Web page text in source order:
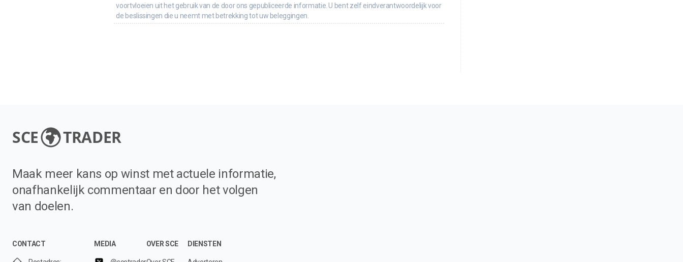
voortvloeien uit het gebruik van de door ons gepubliceerde informatie. U bent zelf eindverantwoordelijk voor
de beslissingen die u neemt met betrekking tot uw beleggingen.
SCE TRADER
Maak meer kans op winst met actuele informatie,
onafhankelijk commentaar en door het volgen
van doelen.
CONTACT MEDIA OVER SCE DIENSTEN